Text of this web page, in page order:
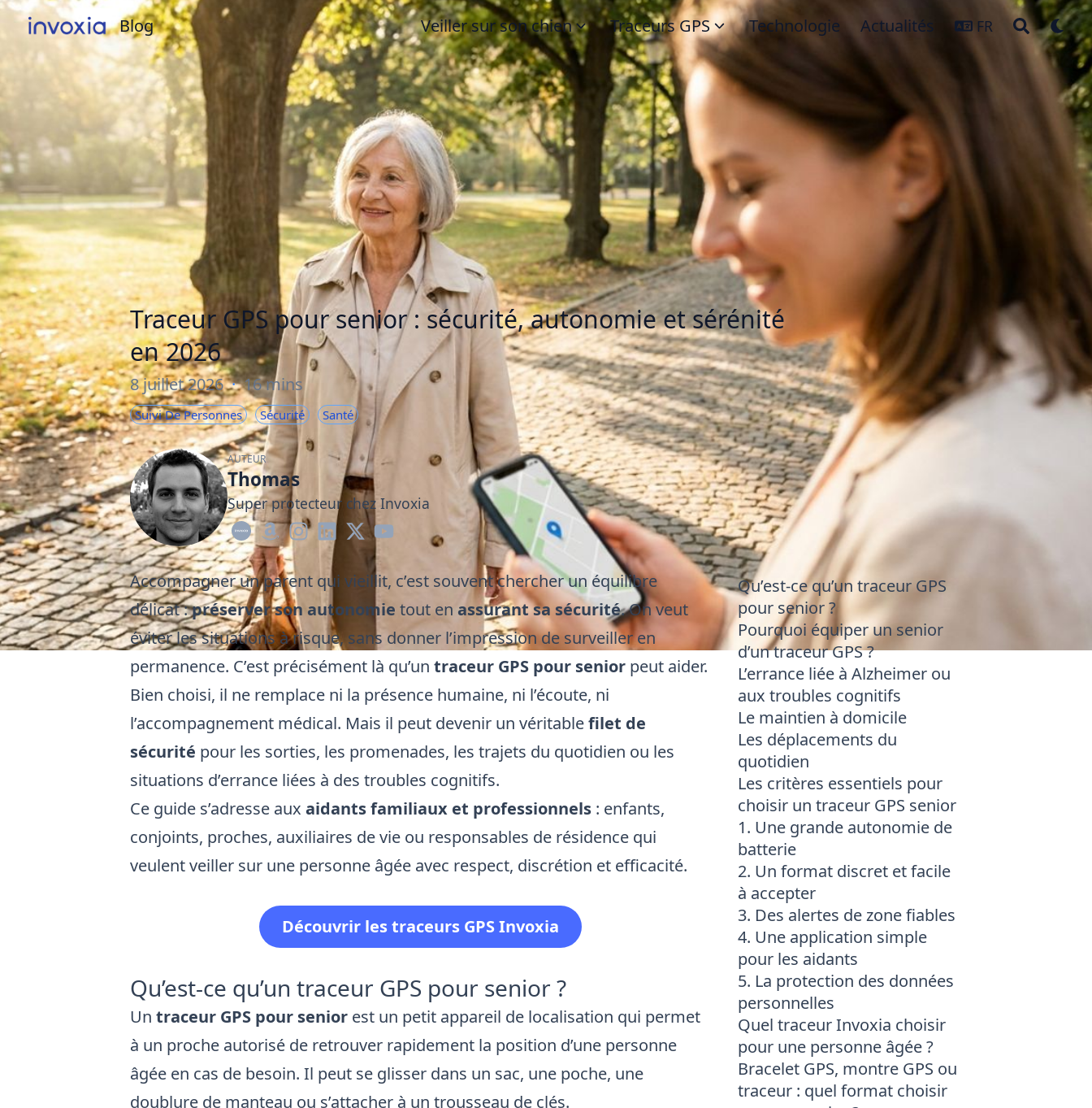
Blog Blog Veiller sur son chien Traceurs GPS Technologie Actualités FR
Traceur GPS pour senior : sécurité, autonomie et sérénité
en 2026
8 juillet 2026 · 16 mins
Suivi De Personnes Sécurité Santé
AUTEUR
Thomas
Super protecteur chez Invoxia
Qu’est-ce qu’un traceur GPS
pour senior ?
Pourquoi équiper un senior
d’un traceur GPS ?
L’errance liée à Alzheimer ou
aux troubles cognitifs
Le maintien à domicile
Les déplacements du
quotidien
Les critères essentiels pour
choisir un traceur GPS senior
1. Une grande autonomie de
batterie
2. Un format discret et facile
à accepter
3. Des alertes de zone fiables
4. Une application simple
pour les aidants
5. La protection des données
personnelles
Quel traceur Invoxia choisir
pour une personne âgée ?
Bracelet GPS, montre GPS ou
traceur : quel format choisir
Accompagner un parent qui vieillit, c’est souvent chercher un équilibre
délicat :préserver son autonomie tout en assurant sa sécurité. On veut
éviter les situations à risque, sans donner l’impression de surveiller en
permanence. C’est précisément là qu’un traceur GPS pour senior peut aider.
Bien choisi, il ne remplace ni la présence humaine, ni l’écoute, ni
l’accompagnement médical. Mais il peut devenir un véritablefilet de
sécurité pour les sorties, les promenades, les trajets du quotidien ou les
situations d’errance liées à des troubles cognitifs.
Ce guide s’adresse aux aidants familiaux et professionnels : enfants,
conjoints, proches, auxiliaires de vie ou responsables de résidence qui
veulent veiller sur une personne âgée avec respect, discrétion et efficacité.
Découvrir les traceurs GPS Invoxia
Qu’est-ce qu’un traceur GPS pour senior ?
Un traceur GPS pour senior est un petit appareil de localisation qui permet
à un proche autorisé de retrouver rapidement la position d’une personne
âgée en cas de besoin. Il peut se glisser dans un sac, une poche, une
doublure de manteau ou s’attacher à un trousseau de clés.